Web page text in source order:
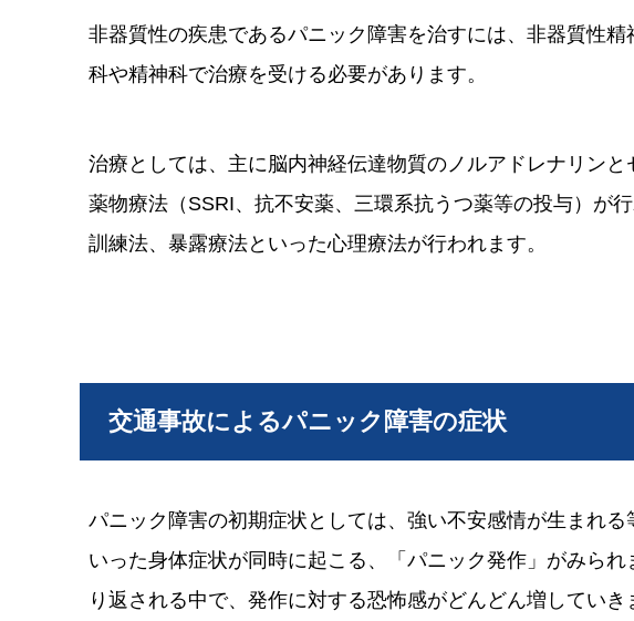
非器質性の疾患であるパニック障害を治すには、非器質性
科や精神科で治療を受ける必要があります。
治療としては、主に脳内神経伝達物質のノルアドレナリン
薬物療法（SSRI、抗不安薬、三環系抗うつ薬等の投与）が
訓練法、暴露療法といった心理療法が行われます。
交通事故によるパニック障害の症状
パニック障害の初期症状としては、強い不安感情が生まれ
いった身体症状が同時に起こる、「パニック発作」がみら
り返される中で、発作に対する恐怖感がどんどん増していき